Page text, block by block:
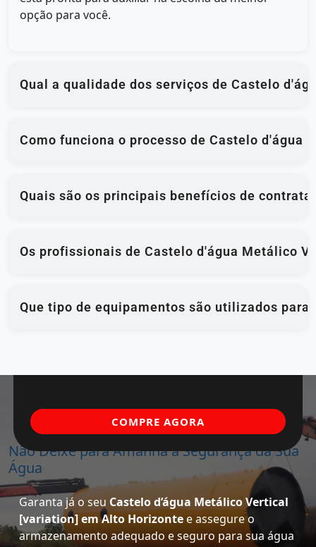
opção para você.
Qual a qualidade dos serviços de Castelo
Como funciona o processo de Castelo
Quais são os principais benefícios de
Os profissionais de Castelo d'água Metálico
Que tipo de equipamentos são utilizados
Não Deixe para Amanhã a Segurança da Sua
Água
Garanta já o seu Castelo d’água Metálico Vertical
[variation] em Alto Horizontee assegure o
armazenamento adequado e seguro para sua água
COMPRE AGORA